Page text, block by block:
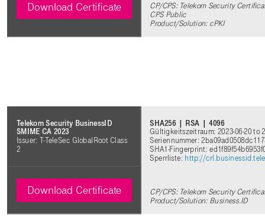
CP/CPS: Telekom Security
CPS Public
Product/Solution: cPKI
Download Certificate
Telekom Security BusinessID
SMIME CA 2023
Issuer: T-TeleSec GlobalRoot Class
2
SHA256 | RSA | 4096
Gültigkeitszeitraum: 2023-06-20 to
Seriennummer:
SHA1-Fingerprint:
Sperrliste: http://
CP/CPS: Telekom Security
Product/Solution: Business.ID
Download Certificate